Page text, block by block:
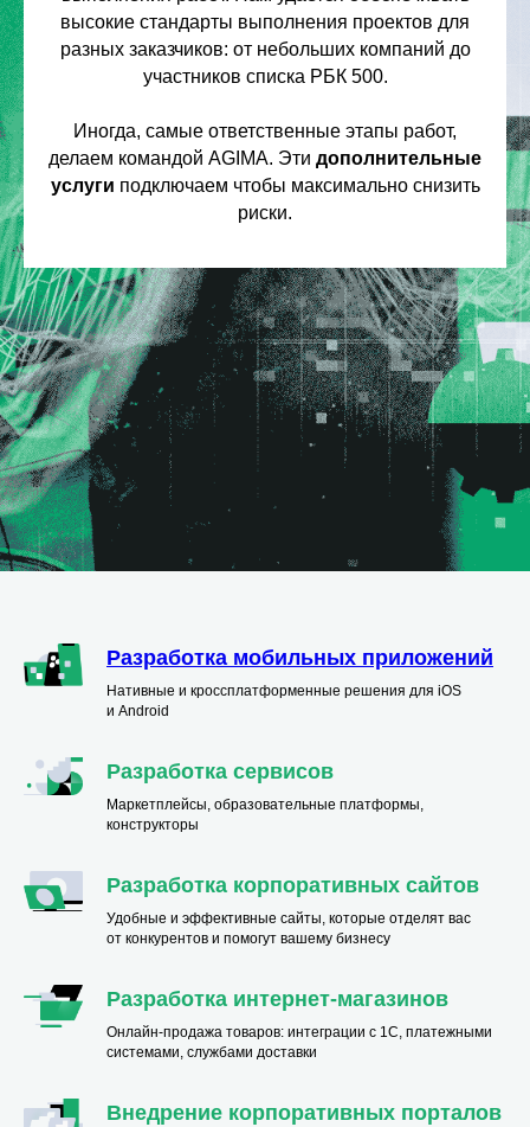
высокие стандарты выполнения проектов для
разных заказчиков: от небольших компаний до
участников списка РБК 500.
Иногда, самые ответственные этапы работ,
делаем командой AGIMA. Эти дополнительные
услуги подключаем чтобы максимально снизить
риски.
Разработка мобильных приложений
Нативные и кроссплатформенные решения для iOS
и Android
Разработка сервисов
Маркетплейсы, образовательные платформы,
конструкторы
Разработка корпоративных сайтов
Удобные и эффективные сайты, которые отделят вас
от конкурентов и помогут вашему бизнесу
Разработка интернет-магазинов
Онлайн-продажа товаров: интеграции с 1С, платежными
системами, службами доставки
Внедрение корпоративных порталов